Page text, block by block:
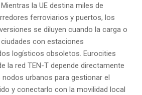
la UE destina miles de
ferroviarios y puertos, los
se diluyen cuando la carga o
con estaciones
logísticos obsoletos. Eurocities
la red TEN-T depende directamente
urbanos para gestionar el
y conectarlo con la movilidad local